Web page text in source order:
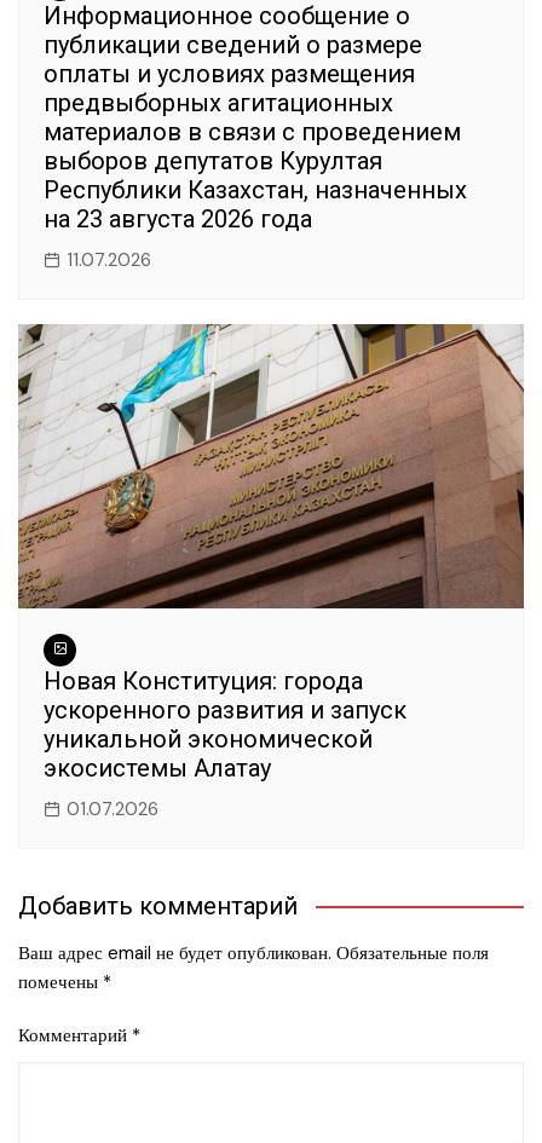
Информационное сообщение о
публикации сведений о размере
оплаты и условиях размещения
предвыборных агитационных
материалов в связи с проведением
выборов депутатов Курултая
Республики Казахстан, назначенных
на 23 августа 2026 года
11.07.2026
Новая Конституция: города
ускоренного развития и запуск
уникальной экономической
экосистемы Алатау
01.07.2026
Добавить комментарий
Ваш адрес email не будет опубликован. Обязательные поля
помечены *
Комментарий *